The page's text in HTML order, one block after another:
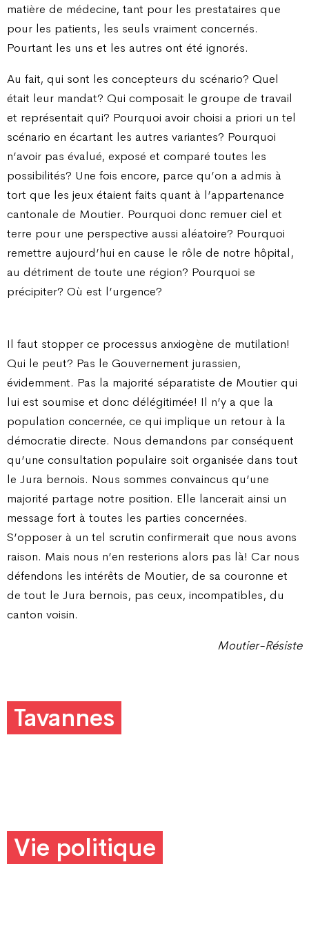
matière de médecine, tant pour les prestataires que
pour les patients, les seuls vraiment concernés.
Pourtant les uns et les autres ont été ignorés.
Au fait, qui sont les concepteurs du scénario? Quel
était leur mandat? Qui composait le groupe de travail
et représentait qui? Pourquoi avoir choisi a priori un tel
scénario en écartant les autres variantes? Pourquoi
n’avoir pas évalué, exposé et comparé toutes les
possibilités? Une fois encore, parce qu’on a admis à
tort que les jeux étaient faits quant à l’appartenance
cantonale de Moutier. Pourquoi donc remuer ciel et
terre pour une perspective aussi aléatoire? Pourquoi
remettre aujourd’hui en cause le rôle de notre hôpital,
au détriment de toute une région? Pourquoi se
précipiter? Où est l’urgence?
Il faut stopper ce processus anxiogène de mutilation!
Qui le peut? Pas le Gouvernement jurassien,
évidemment. Pas la majorité séparatiste de Moutier qui
lui est soumise et donc délégitimée! Il n’y a que la
population concernée, ce qui implique un retour à la
démocratie directe. Nous demandons par conséquent
qu’une consultation populaire soit organisée dans tout
le Jura bernois. Nous sommes convaincus qu’une
majorité partage notre position. Elle lancerait ainsi un
message fort à toutes les parties concernées.
S’opposer à un tel scrutin confirmerait que nous avons
raison. Mais nous n’en resterions alors pas là! Car nous
défendons les intérêts de Moutier, de sa couronne et
de tout le Jura bernois, pas ceux, incompatibles, du
canton voisin.
Moutier-Résiste
Tavannes
Vie politique